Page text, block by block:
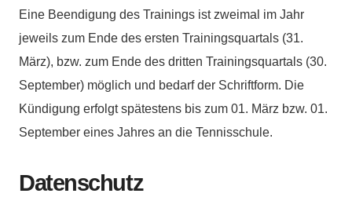
Eine Beendigung des Trainings ist zweimal im Jahr
jeweils zum Ende des ersten Trainingsquartals (31.
März), bzw. zum Ende des dritten Trainingsquartals (30.
September) möglich und bedarf der Schriftform. Die
Kündigung erfolgt spätestens bis zum 01. März bzw. 01.
September eines Jahres an die Tennisschule.
Datenschutz